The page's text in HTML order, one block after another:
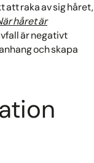
att raka av sig håret,
håret är
är negativt
och skapa